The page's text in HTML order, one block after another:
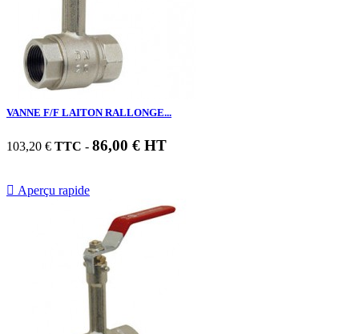
VANNE F/F LAITON RALLONGE...
103,20 € TTC - 86,00 € HT
 Aperçu rapide